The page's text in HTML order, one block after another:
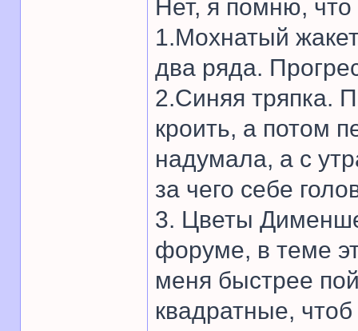
Нет, я помню, что
1.Мохнатый
два ряда.
2.Синяя тряпка.
кроить, а потом
надумала, а с
за чего себе
3. Цветы
форуме, в теме
меня быстрее
квадратные,